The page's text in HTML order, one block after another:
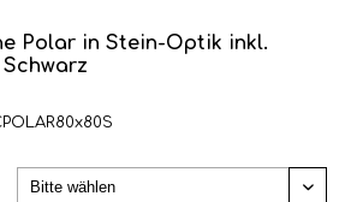
Polar in Stein-Optik inkl.